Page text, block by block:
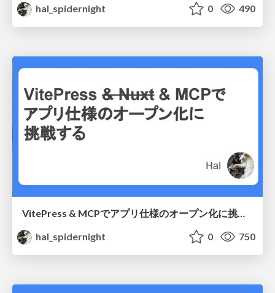
hal_spidernight
0 490
VitePress & MCPでアプリ仕様のオープン化に挑戦する
hal_spidernight
0 750